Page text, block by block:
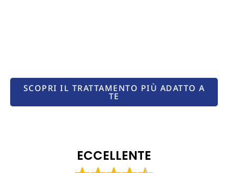
SCOPRI IL TRATTAMENTO PIÙ ADATTO A
TE
ECCELLENTE